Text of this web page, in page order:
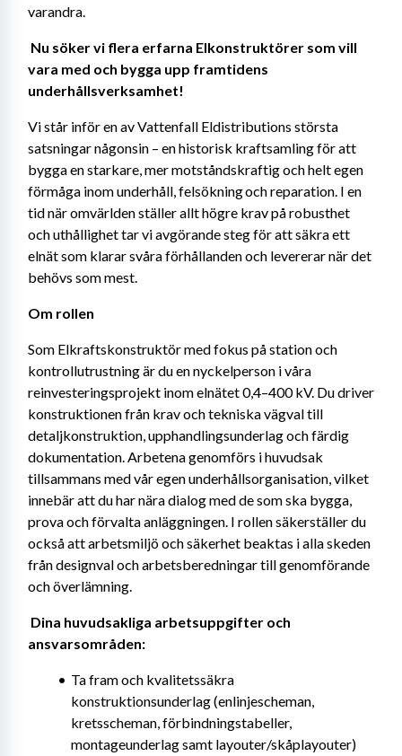
varandra.
Nu söker vi flera erfarna Elkonstruktörer som vill
vara med och bygga upp framtidens
underhållsverksamhet!
Vi står inför en av Vattenfall Eldistributions största
satsningar någonsin – en historisk kraftsamling för att
bygga en starkare, mer motståndskraftig och helt egen
förmåga inom underhåll, felsökning och reparation. I en
tid när omvärlden ställer allt högre krav på robusthet
och uthållighet tar vi avgörande steg för att säkra ett
elnät som klarar svåra förhållanden och levererar när det
behövs som mest.
Om rollen
Som Elkraftskonstruktör med fokus på station och
kontrollutrustning är du en nyckelperson i våra
reinvesteringsprojekt inom elnätet 0,4–400 kV. Du driver
konstruktionen från krav och tekniska vägval till
detaljkonstruktion, upphandlingsunderlag och färdig
dokumentation. Arbetena genomförs i huvudsak
tillsammans med vår egen underhållsorganisation, vilket
innebär att du har nära dialog med de som ska bygga,
prova och förvalta anläggningen. I rollen säkerställer du
också att arbetsmiljö och säkerhet beaktas i alla skeden
från designval och arbetsberedningar till genomförande
och överlämning.
Dina huvudsakliga arbetsuppgifter och
ansvarsområden:
Ta fram och kvalitetssäkra
konstruktionsunderlag (enlinjescheman,
kretsscheman, förbindningstabeller,
montageunderlag samt layouter/skåplayouter)